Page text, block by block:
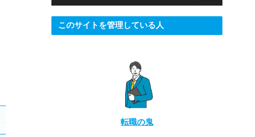
このサイトを管理している人
転職の鬼